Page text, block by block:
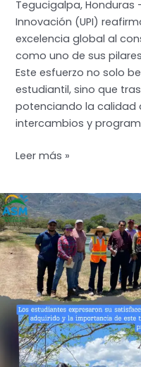
Tegucigalpa, Honduras
Innovación (UPI)
excelencia global al
como uno de sus
Este esfuerzo no solo
estudiantil, sino que
potenciando la calidad
intercambios y
UPI
Internacionalización
Académica:
Arquitecta
Mábel
Licona
destaca
como
pionera
hondureña
en
Leer más »